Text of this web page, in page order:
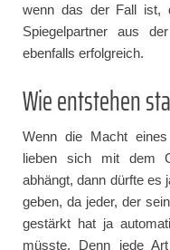
wenn das der Fall ist,
Spiegelpartner aus
ebenfalls erfolgreich.
Wie entstehen
Wenn die Macht
lieben sich mit dem
abhängt, dann dürfte es
geben, da jeder, der
gestärkt hat ja
müsste. Denn jede